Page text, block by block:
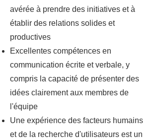
avérée à prendre des initiatives et à
établir des relations solides et
productives
Excellentes compétences en
communication écrite et verbale, y
compris la capacité de présenter des
idées clairement aux membres de
l'équipe
Une expérience des facteurs humains
et de la recherche d'utilisateurs est un